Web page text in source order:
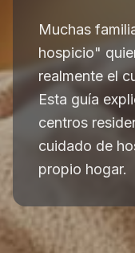
Muchas
hospicio"
realmente el
Esta guía
centros
cuidado de
propio hogar.